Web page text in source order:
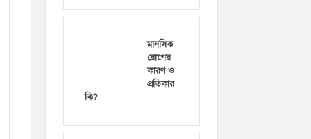
মানসিক
রোগের
কারণ ও
প্রতিকার
কি?